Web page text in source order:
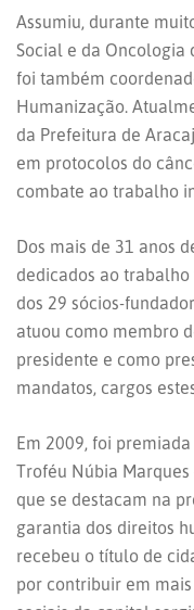
Assumiu, durante
Social e da Oncologia
foi também
Humanização.
da Prefeitura de
em protocolos do
combate ao trabalho
Dos mais de 31 anos
dedicados ao
dos 29 sócios-
atuou como membro
presidente e como
mandatos, cargos
Em 2009, foi
Troféu Núbia
que se destacam na
garantia dos direitos
recebeu o título de
por contribuir em